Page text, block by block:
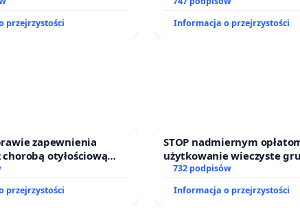
przejrzystości
Informacja o przejrzystości
zapewnienia
otyłościową
leczenia
profilaktycznych.
przejrzystości
STOP nadmiernym
użytkowanie wieczyste
zajmowanych przez
działkowe.
732 podpisów
Informacja o przejrzystości